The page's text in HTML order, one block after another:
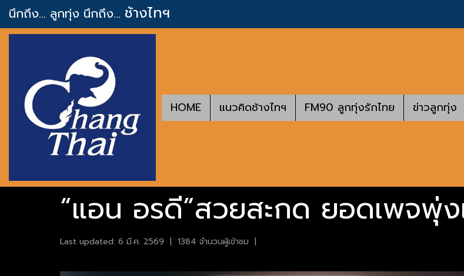
นึกถึง... ลูกทุ่ง นึกถึง... ช้างไทฯ
HOME แนวคิดช้างไทฯ FM90 ลูกทุ่งรักไทย ข่าวลูกทุ่ง
“แอน อรดี”สวยสะกด ยอดเพจพุ่
Last updated: 6 มี.ค. 2569 | 1384 จำนวนผู้เข้าชม |